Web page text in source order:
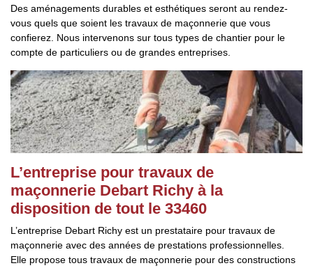
Des aménagements durables et esthétiques seront au rendez-
vous quels que soient les travaux de maçonnerie que vous
confierez. Nous intervenons sur tous types de chantier pour le
compte de particuliers ou de grandes entreprises.
L’entreprise pour travaux de
maçonnerie Debart Richy à la
disposition de tout le 33460
L’entreprise Debart Richy est un prestataire pour travaux de
maçonnerie avec des années de prestations professionnelles.
Elle propose tous travaux de maçonnerie pour des constructions